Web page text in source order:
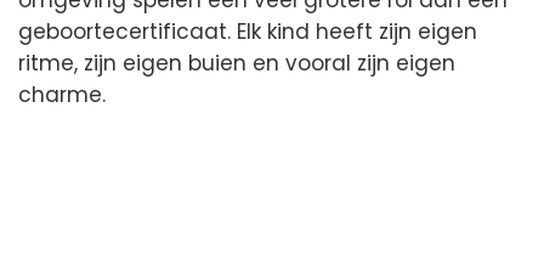
geboortecertificaat. Elk kind heeft zijn eigen
ritme, zijn eigen buien en vooral zijn eigen
charme.